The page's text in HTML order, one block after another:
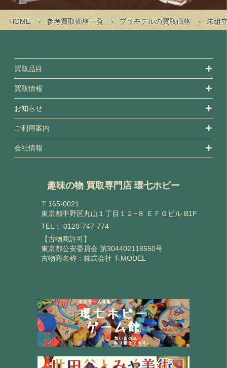
HOME 参考買取価格一覧 プラモデルの買取価格 未組
買取品目
買取情報
お知らせ
ご利用案内
会社情報
趣味の物 買取専門店 環七ホビー
〒165-0021
東京都中野区丸山１丁目１２−８ ＥＦＧビル B1F
TEL： 0120-747-774
【古物商許可】
東京都公安委員会 第304402118550号
古物商名称：株式会社 T-MODEL